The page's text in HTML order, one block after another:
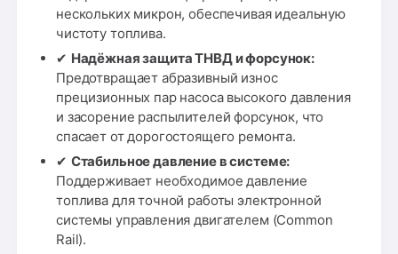
нескольких микрон, обеспечивая идеальную
чистоту топлива.
✔ Надёжная защита ТНВД и форсунок:
Предотвращает абразивный износ
прецизионных пар насоса высокого давления
и засорение распылителей форсунок, что
спасает от дорогостоящего ремонта.
✔ Стабильное давление в системе:
Поддерживает необходимое давление
топлива для точной работы электронной
системы управления двигателем (Common
Rail).